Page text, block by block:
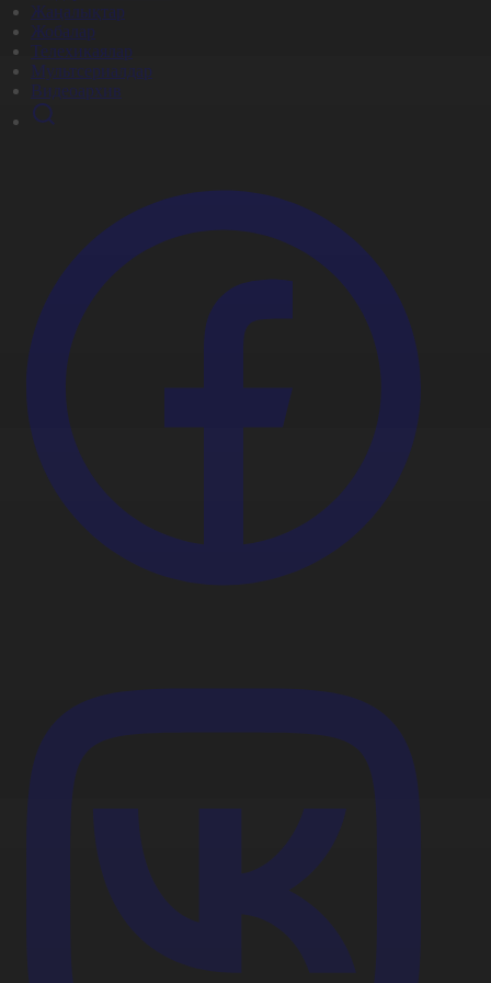
Жаңалықтар
Жобалар
Телехикаялар
Мультсериалдар
Видеоархив